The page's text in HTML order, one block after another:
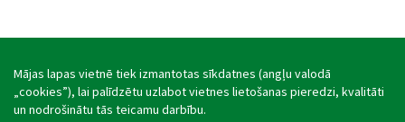
Mājas lapas vietnē tiek izmantotas sīkdatnes (angļu valodā
„cookies”), lai palīdzētu uzlabot vietnes lietošanas pieredzi, kvalitāti
un nodrošinātu tās teicamu darbību.